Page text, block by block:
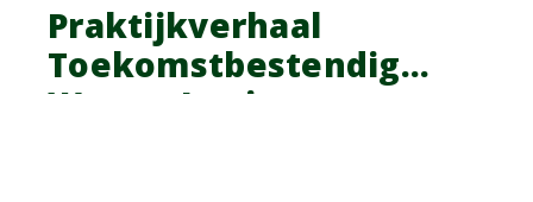
Praktijkverhaal
Toekomstbestendig
Wonen Lening